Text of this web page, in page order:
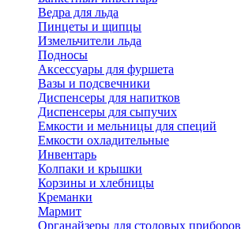
Ведра для льда
Пинцеты и щипцы
Измельчители льда
Подносы
Аксессуары для фуршета
Вазы и подсвечники
Диспенсеры для напитков
Диспенсеры для сыпучих
Емкости и мельницы для специй
Емкости охладительные
Инвентарь
Колпаки и крышки
Корзины и хлебницы
Креманки
Мармит
Органайзеры для столовых приборов